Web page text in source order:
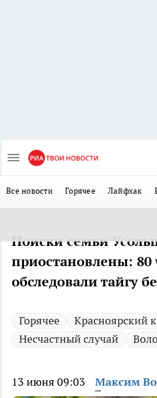
Все новости Горячее Лайфхак
Поиски семьи
приостановлены: 80
обследовали тайгу
Горячее
Красноярский
Несчастный случай
13 июня 09:03 Максим